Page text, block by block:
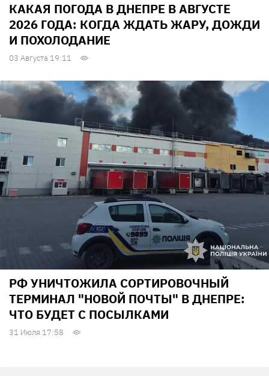
КАКАЯ ПОГОДА В ДНЕПРЕ В АВГУСТЕ
2026 ГОДА: КОГДА ЖДАТЬ ЖАРУ, ДОЖДИ
И ПОХОЛОДАНИЕ
03 Августа 19:11
РФ УНИЧТОЖИЛА СОРТИРОВОЧНЫЙ
ТЕРМИНАЛ "НОВОЙ ПОЧТЫ" В ДНЕПРЕ:
ЧТО БУДЕТ С ПОСЫЛКАМИ
31 Июля 17:58